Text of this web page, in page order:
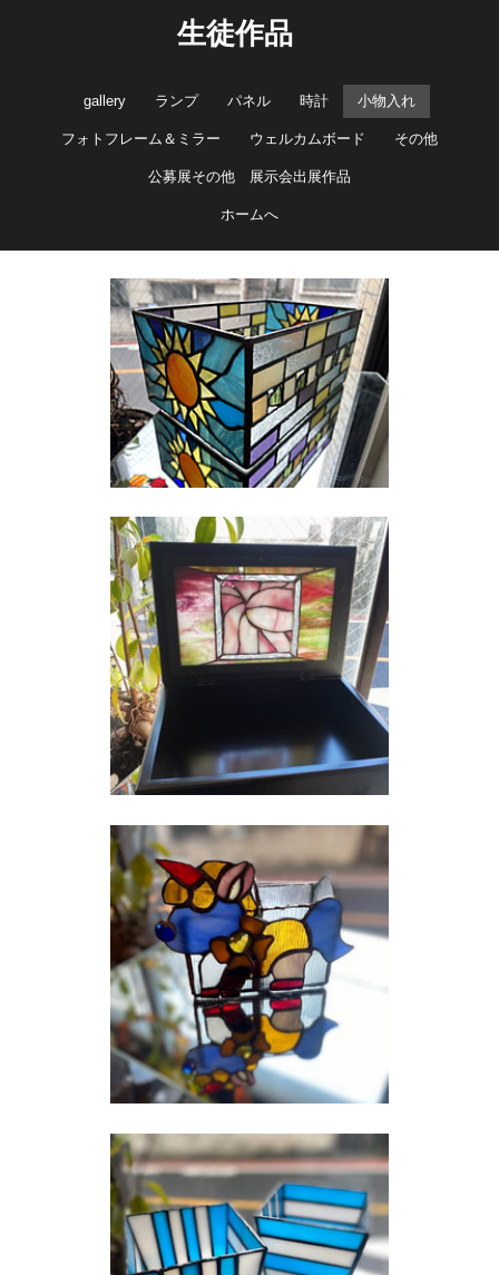
生徒作品
gallery ランプ パネル 時計 小物入れ
フォトフレーム＆ミラー ウェルカムボード その他
公募展その他 展示会出展作品
ホームへ